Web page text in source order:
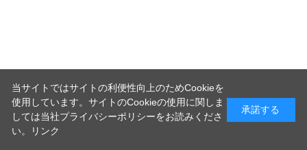
当サイトではサイトの利便性向上のためCookieを
使用しています。サイトのCookieの使用に関しま
しては当社プライバシーポリシーをお読みくださ
い。
リンク
承諾する